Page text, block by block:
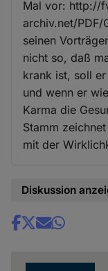
Mal vor: http://
archiv.net/
seinen
nicht so, daß
krank ist, soll
und wenn er
Karma die
Stamm
mit der
Diskussion
Share